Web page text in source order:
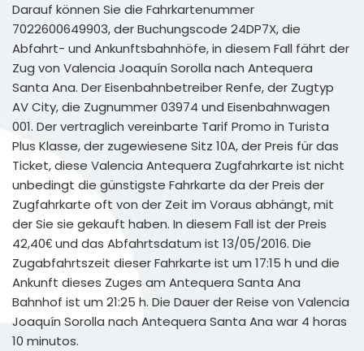
Darauf können Sie die Fahrkartenummer
7022600649903, der Buchungscode 24DP7X, die
Abfahrt- und Ankunftsbahnhöfe, in diesem Fall fährt der
Zug von Valencia Joaquín Sorolla nach Antequera
Santa Ana. Der Eisenbahnbetreiber Renfe, der Zugtyp
AV City, die Zugnummer 03974 und Eisenbahnwagen
001. Der vertraglich vereinbarte Tarif Promo in Turista
Plus Klasse, der zugewiesene Sitz 10A, der Preis für das
Ticket, diese Valencia Antequera Zugfahrkarte ist nicht
unbedingt die günstigste Fahrkarte da der Preis der
Zugfahrkarte oft von der Zeit im Voraus abhängt, mit
der Sie sie gekauft haben. In diesem Fall ist der Preis
42,40€ und das Abfahrtsdatum ist 13/05/2016. Die
Zugabfahrtszeit dieser Fahrkarte ist um 17:15 h und die
Ankunft dieses Zuges am Antequera Santa Ana
Bahnhof ist um 21:25 h. Die Dauer der Reise von Valencia
Joaquín Sorolla nach Antequera Santa Ana war 4 horas
10 minutos.